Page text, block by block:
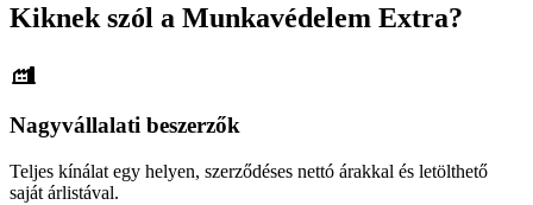
Kiknek szól a Munkavédelem Extra?
Nagyvállalati beszerzők
Teljes kínálat egy helyen, szerződéses nettó árakkal és letölthető
saját árlistával.